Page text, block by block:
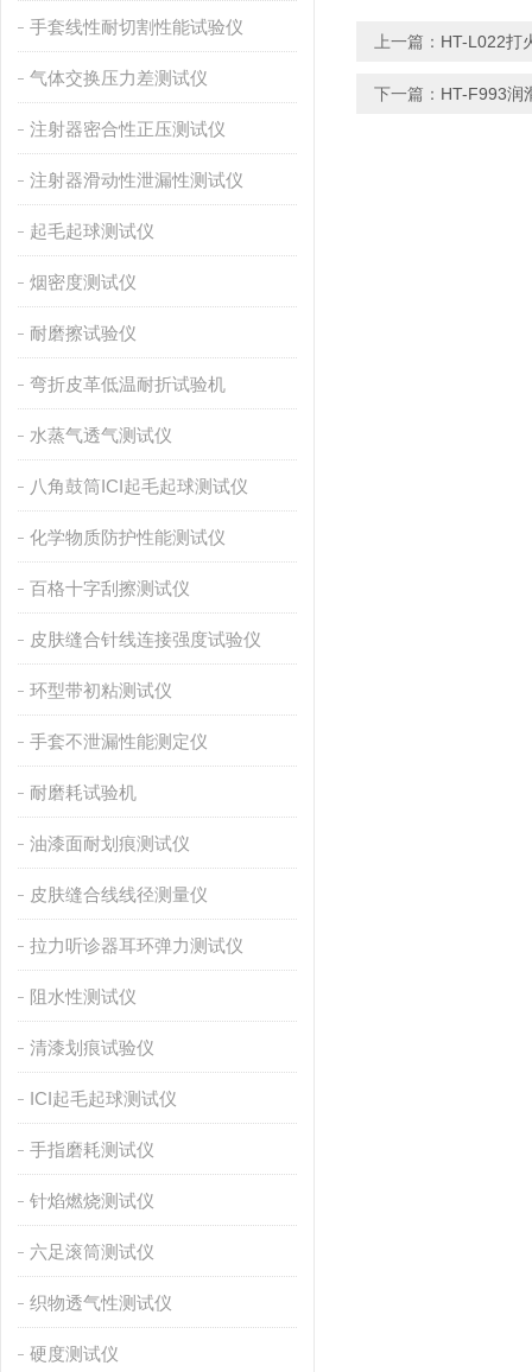
手套线性耐切割性能试验仪
气体交换压力差测试仪
注射器密合性正压测试仪
注射器滑动性泄漏性测试仪
起毛起球测试仪
烟密度测试仪
耐磨擦试验仪
弯折皮革低温耐折试验机
水蒸气透气测试仪
八角鼓筒ICI起毛起球测试仪
化学物质防护性能测试仪
百格十字刮擦测试仪
皮肤缝合针线连接强度试验仪
环型带初粘测试仪
手套不泄漏性能测定仪
耐磨耗试验机
油漆面耐划痕测试仪
皮肤缝合线线径测量仪
拉力听诊器耳环弹力测试仪
阻水性测试仪
清漆划痕试验仪
ICI起毛起球测试仪
手指磨耗测试仪
针焰燃烧测试仪
六足滚筒测试仪
织物透气性测试仪
硬度测试仪
上一篇： HT-L022打
下一篇： HT-F993润